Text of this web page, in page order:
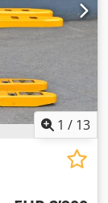
Stapler
Wir haben
Ort.
1 / 13